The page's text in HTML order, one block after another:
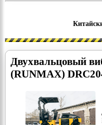
Двухвальцовый
(RUNMAX)